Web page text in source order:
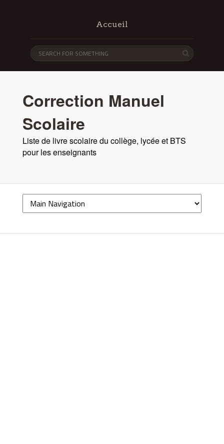
Accueil
Correction Manuel
Scolaire
Liste de livre scolaire du collège, lycée et BTS
pour les enseignants